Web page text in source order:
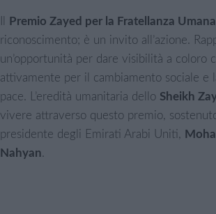
Premio Zayed per la Fratellanza Umana
riconoscimento; è un invito all’azione.
un’opportunità per dare visibilità a coloro
attivamente per il cambiamento sociale e
pace. L’eredità umanitaria dello Sheikh
vivere attraverso questo premio,
presidente degli Emirati Arabi Uniti,
Nahyan.